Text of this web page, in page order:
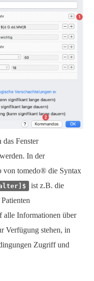
das Fenster
In der
von tomedo® die Syntax
ist z.B. die
alle Informationen über
Verfügung stehen, in
Zugriff und